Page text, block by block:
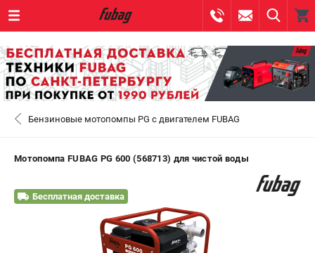
ВХОД ИЛИ РЕГИСТРАЦИЯ
ЗАКАЗАТЬ ЗАПЧАСТЬ
+7 (8112) 59-10-67 - ЗАКАЗ ЗАПЧАСТЕЙ
+7 (812) 317-60-57 - ЗАКАЗ ИЗДЕЛИЙ
САНКТ-ПЕТЕРБУРГ
0 ₽
Бензиновые мотопомпы PG с двигателем FUBAG
Мотопомпа FUBAG PG 600 (568713) для чистой воды
Бесплатная доставка